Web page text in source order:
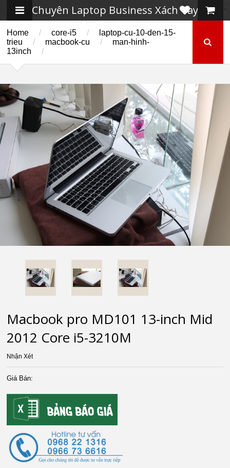
Chuyên Laptop Business Xách Tay
Home / core-i5 /
laptop-cu-10-den-15-
trieu
/ macbook-cu /
man-hinh-
13inch
/
Macbook pro MD101 13-inch Mid
2012 Core i5-3210M
Nhận Xét
Giá Bán: